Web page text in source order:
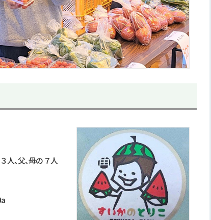
人、父、母の７人
a